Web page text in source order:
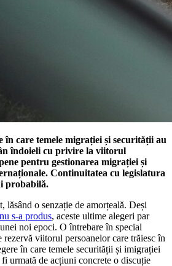
în care temele migrației și securității au
îndoieli cu privire la viitorul
pentru gestionarea migrației și
Continuitatea cu legislatura
probabilă.
lăsând o senzație de amorțeală. Deși
s-a produs, aceste ultime alegeri par
noi epoci. O întrebare în special
rezervă viitorul persoanelor care trăiesc în
în care temele securității și imigrației
urmată de acțiuni concrete o discuție